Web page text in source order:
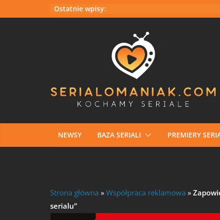
do
Ostatnie wpisy:
NEWSY BAZA SERIALI PREMIERY
Strona główna » Współpraca reklamowa »
serialu”